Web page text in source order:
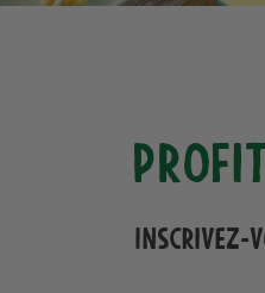
Inscrivez-